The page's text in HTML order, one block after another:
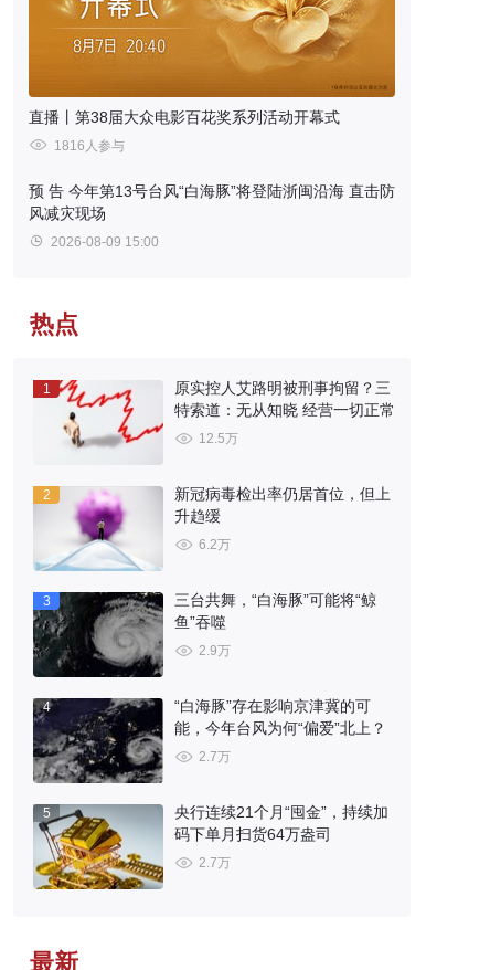
直播丨第38届大众电影百花奖系列活动开幕式
1816人参与
预 告 今年第13号台风“白海豚”将登陆浙闽沿海 直击防
风减灾现场
2026-08-09 15:00
热点
1
原实控人艾路明被刑事拘留？三
特索道：无从知晓 经营一切正常
12.5万
2
新冠病毒检出率仍居首位，但上
升趋缓
6.2万
3
三台共舞，“白海豚”可能将“鲸
鱼”吞噬
2.9万
4
“白海豚”存在影响京津冀的可
能，今年台风为何“偏爱”北上？
2.7万
5
央行连续21个月“囤金”，持续加
码下单月扫货64万盎司
2.7万
最新